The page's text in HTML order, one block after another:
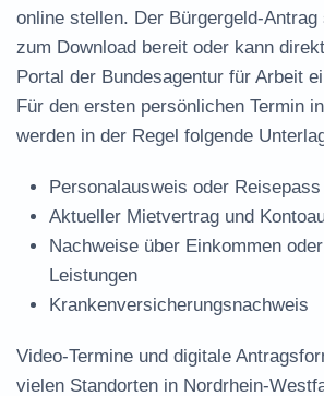
online stellen. Der Bürgergeld-
zum Download bereit oder kann
Portal der Bundesagentur für Arbeit
Für den ersten persönlichen Termin
werden in der Regel folgende
Personalausweis oder Reisepass
Aktueller Mietvertrag und
Nachweise über Einkommen
Leistungen
Krankenversicherungsnachweis
Video-Termine und digitale
vielen Standorten in Nordrhein-